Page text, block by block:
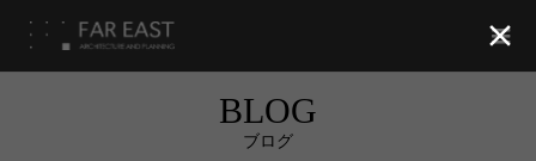
BLOG
ブログ
